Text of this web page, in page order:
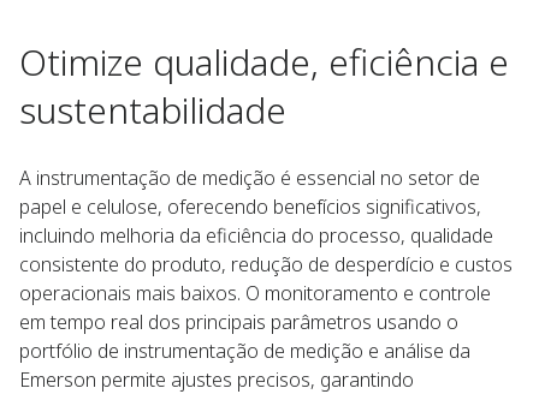
Otimize qualidade, eficiência e
sustentabilidade​
A instrumentação de medição é essencial no setor de
papel e celulose, oferecendo benefícios significativos,
incluindo melhoria da eficiência do processo, qualidade
consistente do produto, redução de desperdício e custos
operacionais mais baixos. O monitoramento e controle
em tempo real dos principais parâmetros usando o
portfólio de instrumentação de medição e análise da
Emerson permite ajustes precisos, garantindo